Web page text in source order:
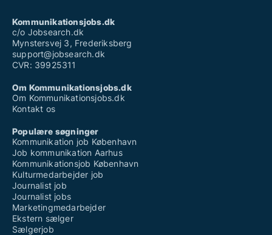
Kommunikationsjobs.dk
c/o Jobsearch.dk
Mynstersvej 3, Frederiksberg
support@jobsearch.dk
CVR: 39925311
Om Kommunikationsjobs.dk
Om Kommunikationsjobs.dk
Kontakt os
Populære søgninger
Kommunikation job København
Job kommunikation Aarhus
Kommunikationsjob København
Kulturmedarbejder job
Journalist job
Journalist jobs
Marketingmedarbejder
Ekstern sælger
Sælgerjob